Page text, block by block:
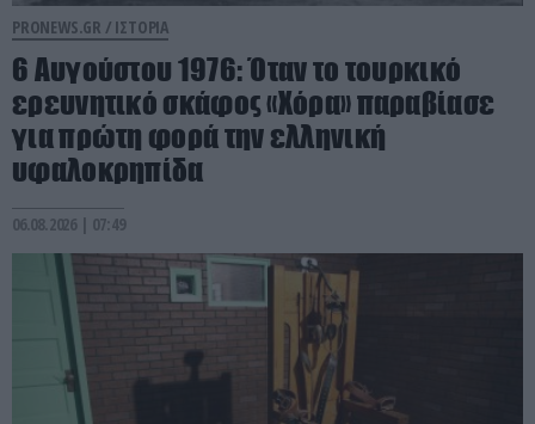
PRONEWS.GR / ΙΣΤΟΡΙΑ
6 Αυγούστου 1976: Όταν το τουρκικό
ερευνητικό σκάφος «Χόρα» παραβίασε
για πρώτη φορά την ελληνική
υφαλοκρηπίδα
06.08.2026 | 07:49